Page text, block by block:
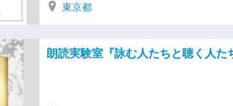
東京都
朗読実験室『詠む人たちと聴く人た